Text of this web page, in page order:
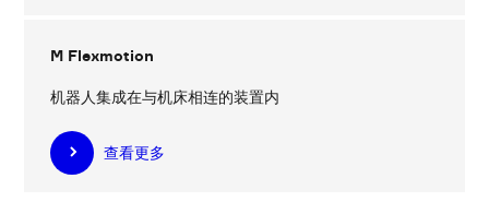
M Flexmotion
机器人集成在与机床相连的装置内
查看更多